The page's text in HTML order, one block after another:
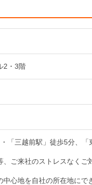
2・3階
「三越前駅」徒歩5分、「
ご来社のストレスなくご
心地を自社の所在地にで